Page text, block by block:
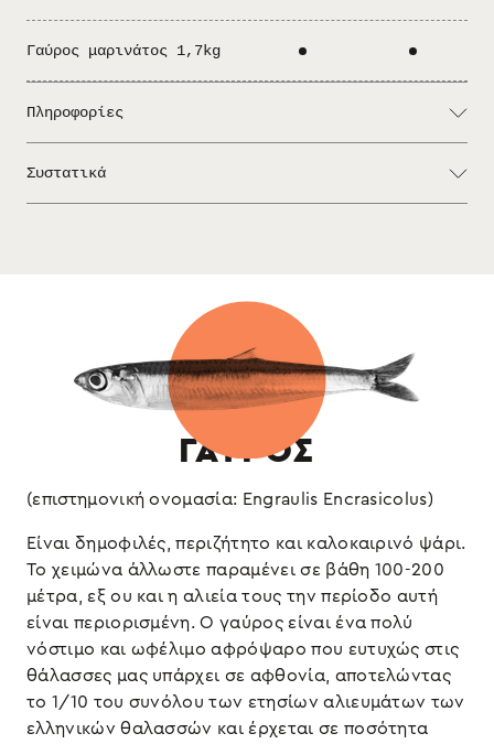
Γαύρος μαρινάτος 1,7kg
Πληροφορίες
σαλάτες ή στη μπρουσκέτα σας και θα μυρίσει
θάλασσα το τραπέζι σας.
Συστατικά
ΓΑΥΡΟΣ
(επιστημονική ονομασία: Engraulis Encrasicolus)
Είναι δημοφιλές, περιζήτητο και καλοκαιρινό ψάρι.
Το χειμώνα άλλωστε παραμένει σε βάθη 100-200
μέτρα, εξ ου και η αλιεία τους την περίοδο αυτή
είναι περιορισμένη. Ο γαύρος είναι ένα πολύ
νόστιμο και ωφέλιμο αφρόψαρο που ευτυχώς στις
θάλασσες μας υπάρχει σε αφθονία, αποτελώντας
το 1/10 του συνόλου των ετησίων αλιευμάτων των
ελληνικών θαλασσών και έρχεται σε ποσότητα